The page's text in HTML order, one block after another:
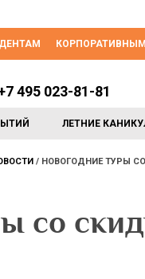
ЛЕТНИЕ
495 023-81-81
НОВОГОДНИЕ ТУРЫ
со